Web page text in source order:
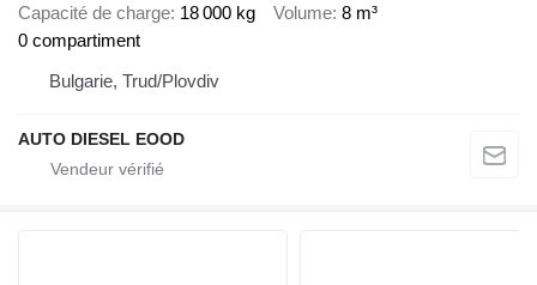
Capacité de charge 18 000 kg Volume 8 m³
0 compartiment
Bulgarie, Trud/Plovdiv
AUTO DIESEL EOOD